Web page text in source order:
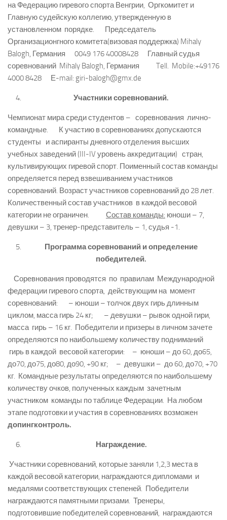
на Федерацию гиревого спорта Венгрии, Оргкомитет и
Главную судейскую коллегию, утвержденную в
установленном порядке. Председатель
Организационгного комитета(визовая поддержка) Mihaly
Balogh, Германия 0049 176 40008428 Главный судья
соревнований Mihaly Balogh, Германия Tell. Mobile:+49176
4000 8428 Е-mail: giri-balogh@gmx.de
Участники соревнований.
Чемпионат мира среди студентов – соревнования лично-
командные. К участию в соревнованиях допускаются
студенты и аспиранты дневного отделения высших
учебных заведений (III-IV уровень аккредитации) стран,
культивирующих гиревой спорт. Поименный состав команды
определяется перед взвешиванием участников
соревнований. Возраст участников соревнований до 28 лет.
Количественный состав участников в каждой весовой
категории не ограничен. Состав команды: юноши – 7,
девушки – 3, тренер-представитель – 1, судья -1.
Программа соревнований и определение
победителей.
Соревнования проводятся по правилам Международной
федерации гиревого спорта, действующим на момент
соревнований: – юноши – толчок двух гирь длинным
циклом, масса гирь 24 кг; – девушки – рывок одной гири,
масса гирь – 16 кг. Победители и призеры в личном зачете
определяются по наибольшему количеству подниманий
гирь в каждой весовой категории: – юноши – до 60, до65,
до70, до75, до80, до90, +90 кг; – девушки – до 60, до70, +70
кг. Командные результаты определяются по наибольшему
количеству очков, полученных каждым зачетным
участником команды по таблице Федерации. На любом
этапе подготовки и участия в соревнованиях возможен
допингконтроль.
Награждение.
Участники соревнований, которые заняли 1,2,3 места в
каждой весовой категории, награждаются дипломами и
медалями соответствующих степеней. Победители
награждаются памятными призами. Тренеры,
подготовившие победителей соревнований, награждаются